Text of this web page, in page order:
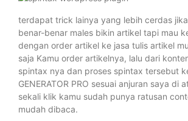
terdapat trick lainya yang lebih cerdas
benar-benar males bikin artikel tapi mau
dengan order artikel ke jasa tulis artikel
saja Kamu order artikelnya, lalu dari
spintax nya dan proses spintax tersebut
GENERATOR PRO sesuai anjuran saya di
sekali klik kamu sudah punya ratusan
mudah dibaca.